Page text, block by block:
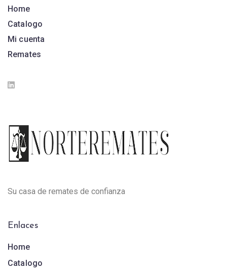
Home
Catalogo
Mi cuenta
Remates
Su casa de remates de confianza
Enlaces
Home
Catalogo